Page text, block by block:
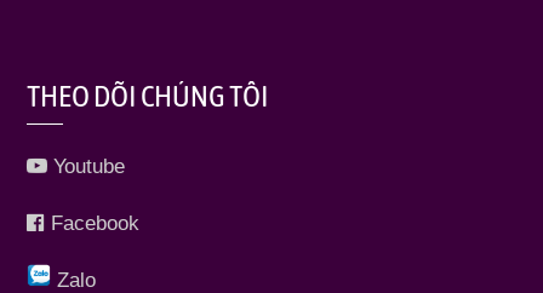
THEO DÕI CHÚNG TÔI
Youtube
Facebook
Zalo